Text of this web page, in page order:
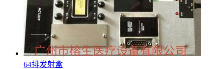
64排发射盒